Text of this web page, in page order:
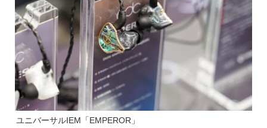
ユニバーサルIEM「EMPEROR」